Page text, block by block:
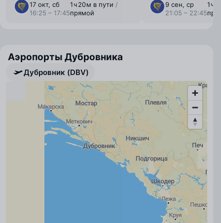
17 окт, сб
16:25 – 17:45
1 ⁠ч 20 ⁠м в пути /
прямой
9 сен, ср
21:05 – 22:45
1 ⁠ч
Аэропорты Дубровника
Дубровник (DBV)